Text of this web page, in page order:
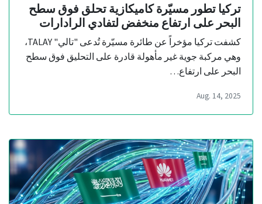
تركيا تطور مسيّرة كاميكازية تحلق فوق سطح
البحر على ارتفاع منخفض لتفادي الرادارات
كشفت تركيا مؤخراً عن طائرة مسيّرة تُدعى "تالي" TALAY،
وهي مركبة جوية غير مأهولة قادرة على التحليق فوق سطح
البحر على ارتفاع…
Aug. 14, 2025